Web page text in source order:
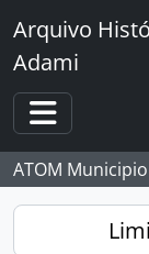
Skip to main content
Arquivo
Adami
Toggle
ATOM